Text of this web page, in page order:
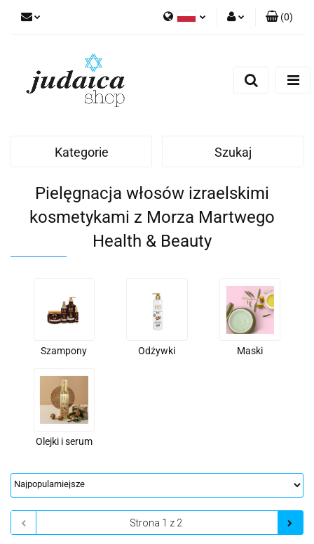
(0)
Kategorie Szukaj
Pielęgnacja włosów izraelskimi
kosmetykami z Morza Martwego
Health & Beauty
Szampony Odżywki Maski
Olejki i serum